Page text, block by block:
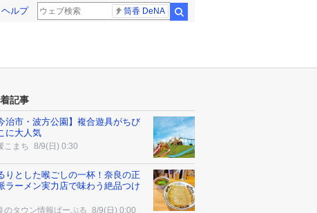
ヘルプ 筒香 DeNA
記事
治市・波方公園】複合遊具がちび
に大人気
こまち 8/9(日) 0:30
りとした喉ごしの一杯！奈良の正
ラーメン実力店で味わう絶品つけ
のタウン情報ぱーぷる 8/9(日) 0:00